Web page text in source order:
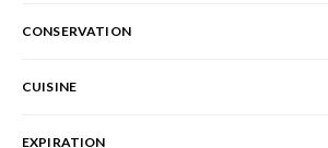
CONSERVATION
CUISINE
EXPIRATION